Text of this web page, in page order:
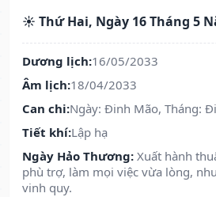
☀️ Thứ Hai, Ngày 16 Tháng 5
Dương lịch:16/05/2033
Âm lịch:18/04/2033
Can chi:Ngày: Đinh Mão, Tháng:
Tiết khí:Lập hạ
Ngày Hảo Thương: Xuất hành
phù trợ, làm mọi việc vừa lòng,
vinh quy.